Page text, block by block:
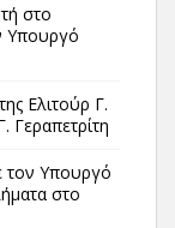
στο
Υπουργό
Ελιτούρ Γ.
τον Υπουργό
στο